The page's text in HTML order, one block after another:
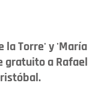
la Torre' y 'María
gratuito a Rafael